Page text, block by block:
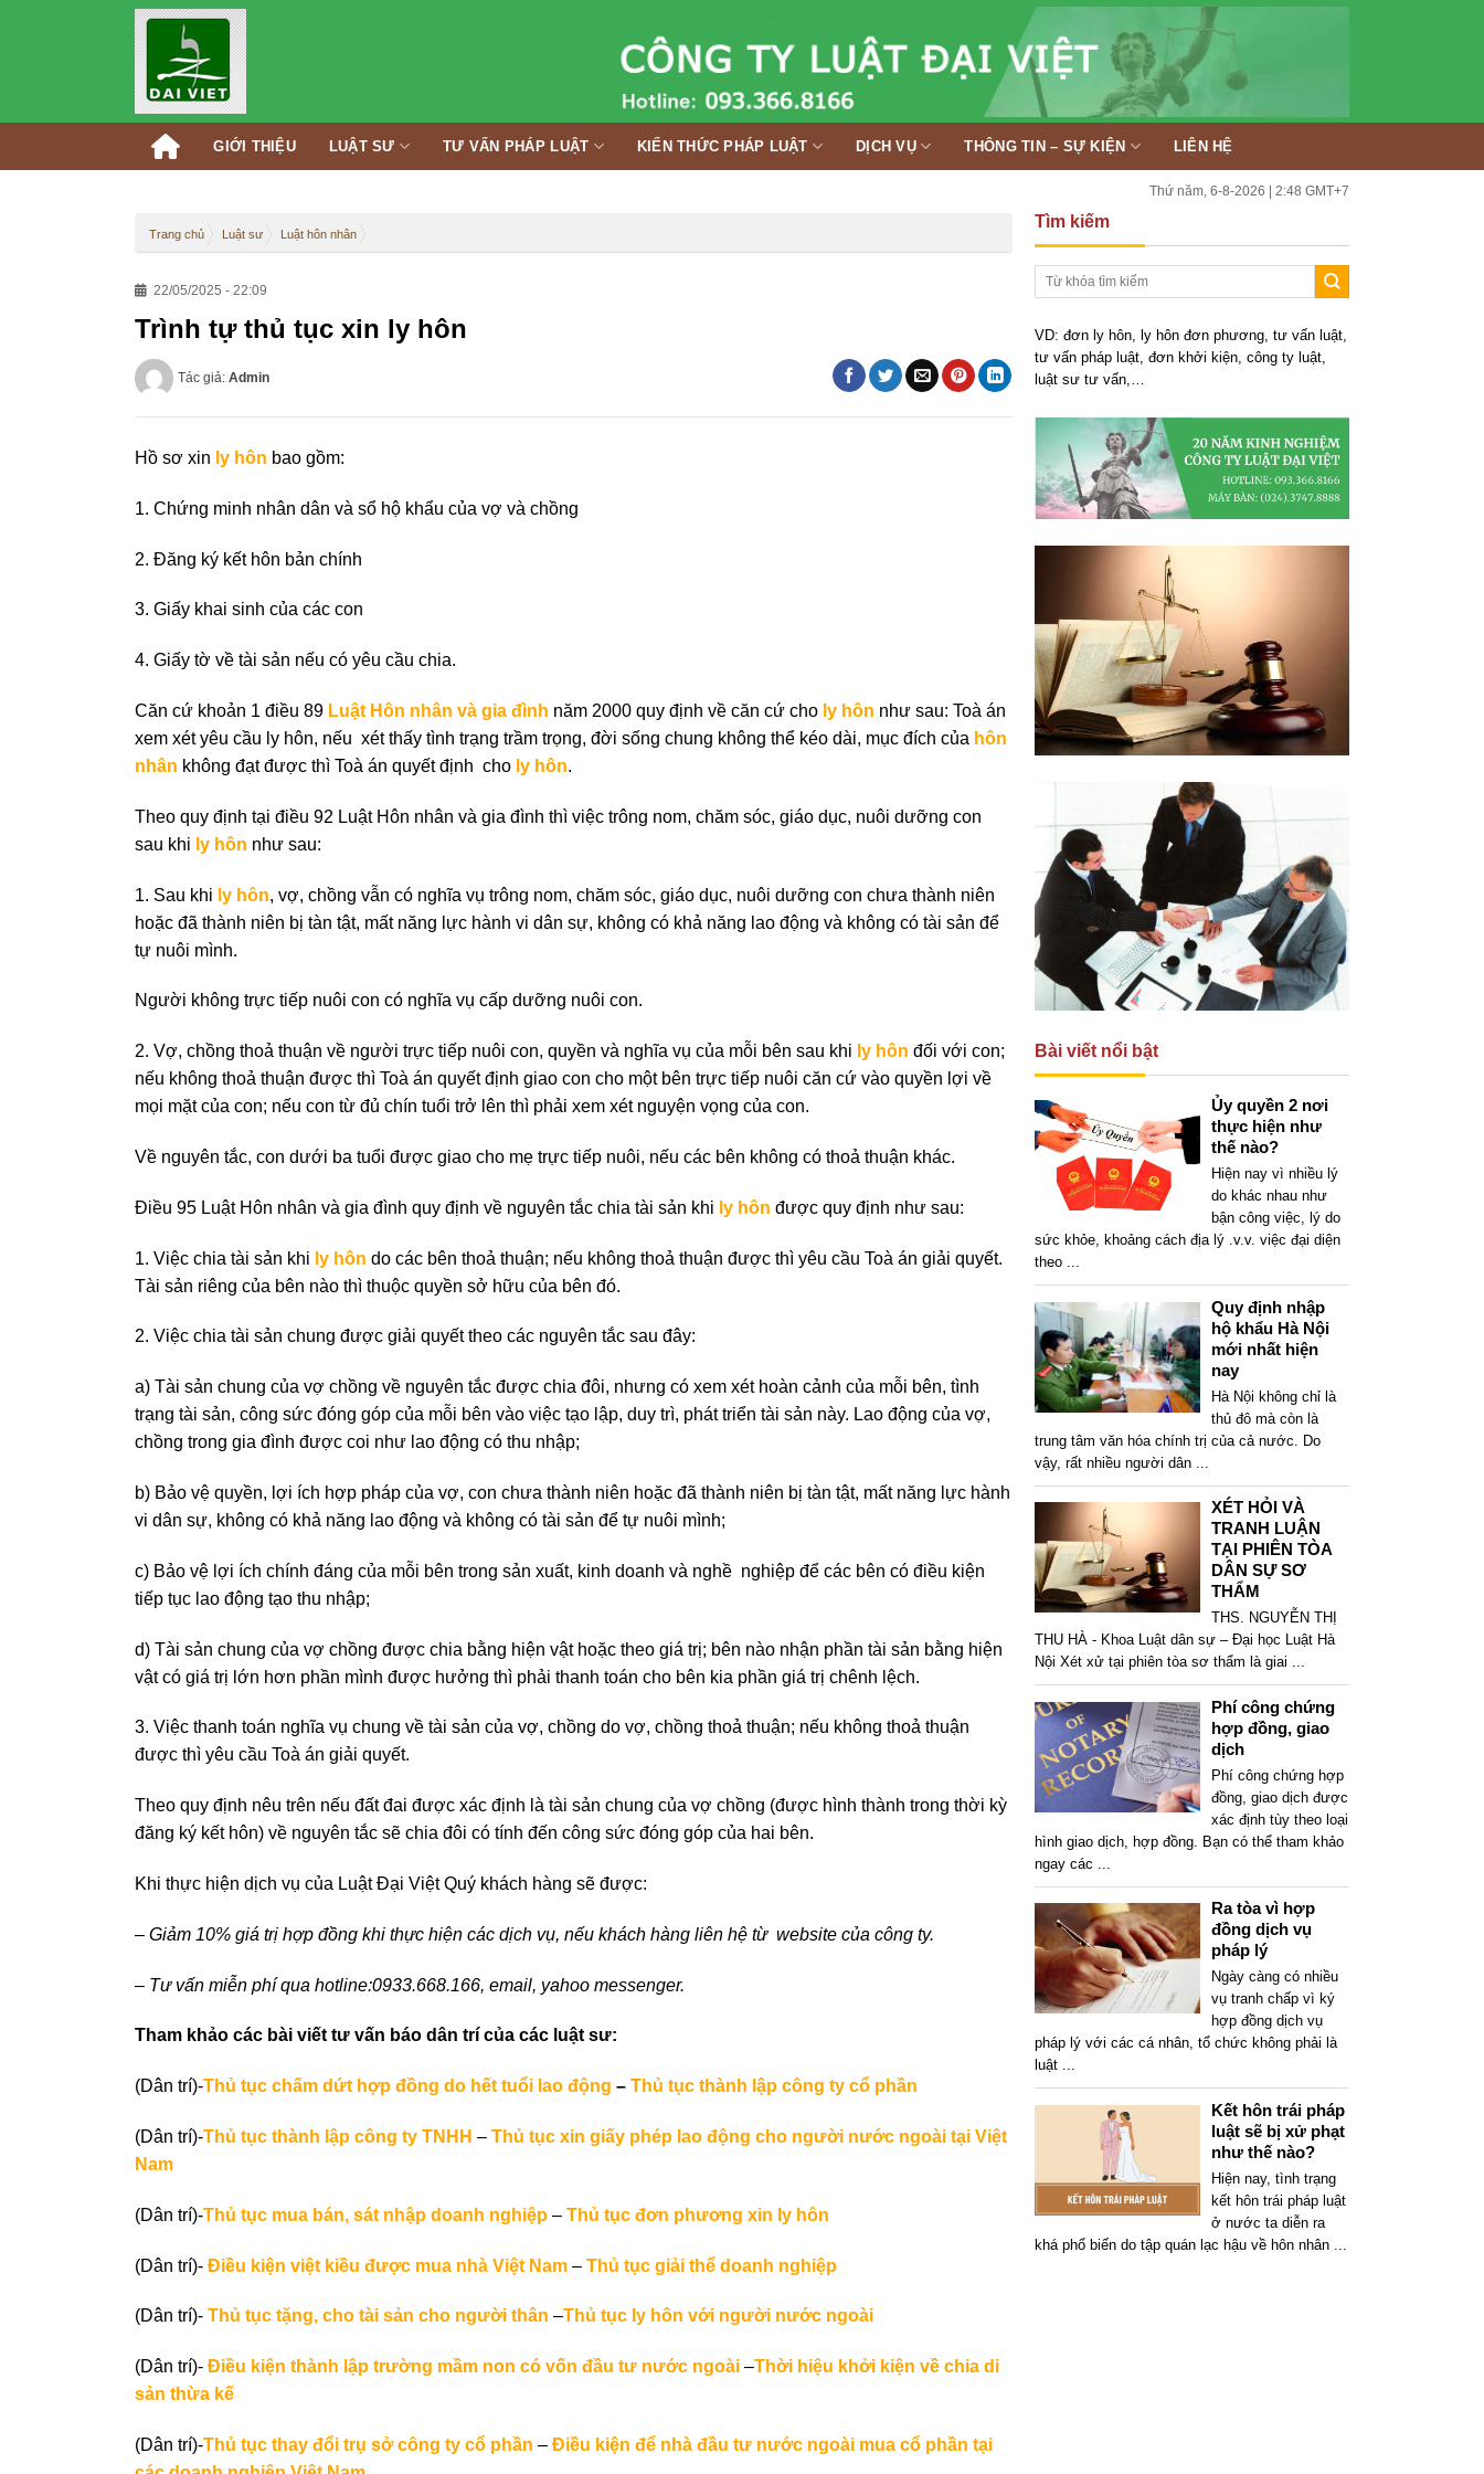
GIỚI THIỆU LUẬT SƯ TƯ VẤN PHÁP LUẬT KIẾN THỨC PHÁP LUẬT DỊCH VỤ THÔNG TIN – SỰ KIỆN LIÊN HỆ
Thứ năm, 6-8-2026 | 2:48 GMT+7
Trang chủ Luật sư Luật hôn nhân
22/05/2025 - 22:09
Trình tự thủ tục xin ly hôn
Tác giả: Admin
Hồ sơ xin ly hôn bao gồm:
1. Chứng minh nhân dân và sổ hộ khẩu của vợ và chồng
2. Đăng ký kết hôn bản chính
3. Giấy khai sinh của các con
4. Giấy tờ về tài sản nếu có yêu cầu chia.
Căn cứ khoản 1 điều 89 Luật Hôn nhân và gia đình năm 2000 quy định về căn cứ cho ly hôn như sau: Toà án
xem xét yêu cầu ly hôn, nếu xét thấy tình trạng trầm trọng, đời sống chung không thể kéo dài, mục đích của hôn
nhân không đạt được thì Toà án quyết định cho ly hôn.
Theo quy định tại điều 92 Luật Hôn nhân và gia đình thì việc trông nom, chăm sóc, giáo dục, nuôi dưỡng con
sau khi ly hôn như sau:
1. Sau khi ly hôn, vợ, chồng vẫn có nghĩa vụ trông nom, chăm sóc, giáo dục, nuôi dưỡng con chưa thành niên
hoặc đã thành niên bị tàn tật, mất năng lực hành vi dân sự, không có khả năng lao động và không có tài sản để
tự nuôi mình.
Người không trực tiếp nuôi con có nghĩa vụ cấp dưỡng nuôi con.
2. Vợ, chồng thoả thuận về người trực tiếp nuôi con, quyền và nghĩa vụ của mỗi bên sau khi ly hôn đối với con;
nếu không thoả thuận được thì Toà án quyết định giao con cho một bên trực tiếp nuôi căn cứ vào quyền lợi về
mọi mặt của con; nếu con từ đủ chín tuổi trở lên thì phải xem xét nguyện vọng của con.
Về nguyên tắc, con dưới ba tuổi được giao cho mẹ trực tiếp nuôi, nếu các bên không có thoả thuận khác.
Điều 95 Luật Hôn nhân và gia đình quy định về nguyên tắc chia tài sản khi ly hôn được quy định như sau:
1. Việc chia tài sản khi ly hôn do các bên thoả thuận; nếu không thoả thuận được thì yêu cầu Toà án giải quyết.
Tài sản riêng của bên nào thì thuộc quyền sở hữu của bên đó.
2. Việc chia tài sản chung được giải quyết theo các nguyên tắc sau đây:
a) Tài sản chung của vợ chồng về nguyên tắc được chia đôi, nhưng có xem xét hoàn cảnh của mỗi bên, tình
trạng tài sản, công sức đóng góp của mỗi bên vào việc tạo lập, duy trì, phát triển tài sản này. Lao động của vợ,
chồng trong gia đình được coi như lao động có thu nhập;
b) Bảo vệ quyền, lợi ích hợp pháp của vợ, con chưa thành niên hoặc đã thành niên bị tàn tật, mất năng lực hành
vi dân sự, không có khả năng lao động và không có tài sản để tự nuôi mình;
c) Bảo vệ lợi ích chính đáng của mỗi bên trong sản xuất, kinh doanh và nghề nghiệp để các bên có điều kiện
tiếp tục lao động tạo thu nhập;
d) Tài sản chung của vợ chồng được chia bằng hiện vật hoặc theo giá trị; bên nào nhận phần tài sản bằng hiện
vật có giá trị lớn hơn phần mình được hưởng thì phải thanh toán cho bên kia phần giá trị chênh lệch.
3. Việc thanh toán nghĩa vụ chung về tài sản của vợ, chồng do vợ, chồng thoả thuận; nếu không thoả thuận
được thì yêu cầu Toà án giải quyết.
Theo quy định nêu trên nếu đất đai được xác định là tài sản chung của vợ chồng (được hình thành trong thời kỳ
đăng ký kết hôn) về nguyên tắc sẽ chia đôi có tính đến công sức đóng góp của hai bên.
Khi thực hiện dịch vụ của Luật Đại Việt Quý khách hàng sẽ được:
– Giảm 10% giá trị hợp đồng khi thực hiện các dịch vụ, nếu khách hàng liên hệ từ website của công ty.
– Tư vấn miễn phí qua hotline:0933.668.166, email, yahoo messenger.
Tham khảo các bài viết tư vấn báo dân trí của các luật sư:
(Dân trí)-Thủ tục chấm dứt hợp đồng do hết tuổi lao động – Thủ tục thành lập công ty cổ phần
(Dân trí)-Thủ tục thành lập công ty TNHH – Thủ tục xin giấy phép lao động cho người nước ngoài tại Việt
Nam
(Dân trí)-Thủ tục mua bán, sát nhập doanh nghiệp – Thủ tục đơn phương xin ly hôn
(Dân trí)- Điều kiện việt kiều được mua nhà Việt Nam – Thủ tục giải thể doanh nghiệp
(Dân trí)- Thủ tục tặng, cho tài sản cho người thân –Thủ tục ly hôn với người nước ngoài
(Dân trí)- Điều kiện thành lập trường mầm non có vốn đầu tư nước ngoài –Thời hiệu khởi kiện về chia di
sản thừa kế
(Dân trí)-Thủ tục thay đổi trụ sở công ty cổ phần – Điều kiện để nhà đầu tư nước ngoài mua cổ phần tại
Tìm kiếm
VD: đơn ly hôn, ly hôn đơn phương, tư vấn luật,
tư vấn pháp luật, đơn khởi kiện, công ty luật,
luật sư tư vấn,…
Bài viết nổi bật
Ủy quyền 2 nơi
thực hiện như
thế nào?
Hiện nay vì nhiều lý
do khác nhau như
bận công việc, lý do
sức khỏe, khoảng cách địa lý .v.v. việc đại diện
theo
Quy định nhập
hộ khẩu Hà Nội
mới nhất hiện
nay
Hà Nội không chỉ là
thủ đô mà còn là
trung tâm văn hóa chính trị của cả nước. Do
vậy, rất nhiều người dân
XÉT HỎI VÀ
TRANH LUẬN
TẠI PHIÊN TÒA
DÂN SỰ SƠ
THẨM
THS. NGUYỄN THỊ
THU HÀ - Khoa Luật dân sự – Đại học Luật Hà
Nội Xét xử tại phiên tòa sơ thẩm là giai ...
Phí công chứng
hợp đồng, giao
dịch
Phí công chứng hợp
đồng, giao dịch được
xác định tùy theo loại
hình giao dịch, hợp đồng. Bạn có thể tham khảo
ngay các
Ra tòa vì hợp
đồng dịch vụ
pháp lý
Ngày càng có nhiều
vụ tranh chấp vì ký
hợp đồng dịch vụ
pháp lý với các cá nhân, tổ chức không phải là
luật ...
Kết hôn trái pháp
luật sẽ bị xử phạt
như thế nào?
Hiện nay, tình trạng
kết hôn trái pháp luật
ở nước ta diễn ra
khá phổ biến do tập quán lạc hậu về hôn nhân